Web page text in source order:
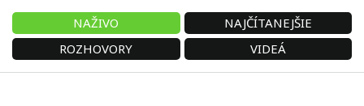
NAŽIVO
NAJČÍTANEJŠIE
ROZHOVORY
VIDEÁ